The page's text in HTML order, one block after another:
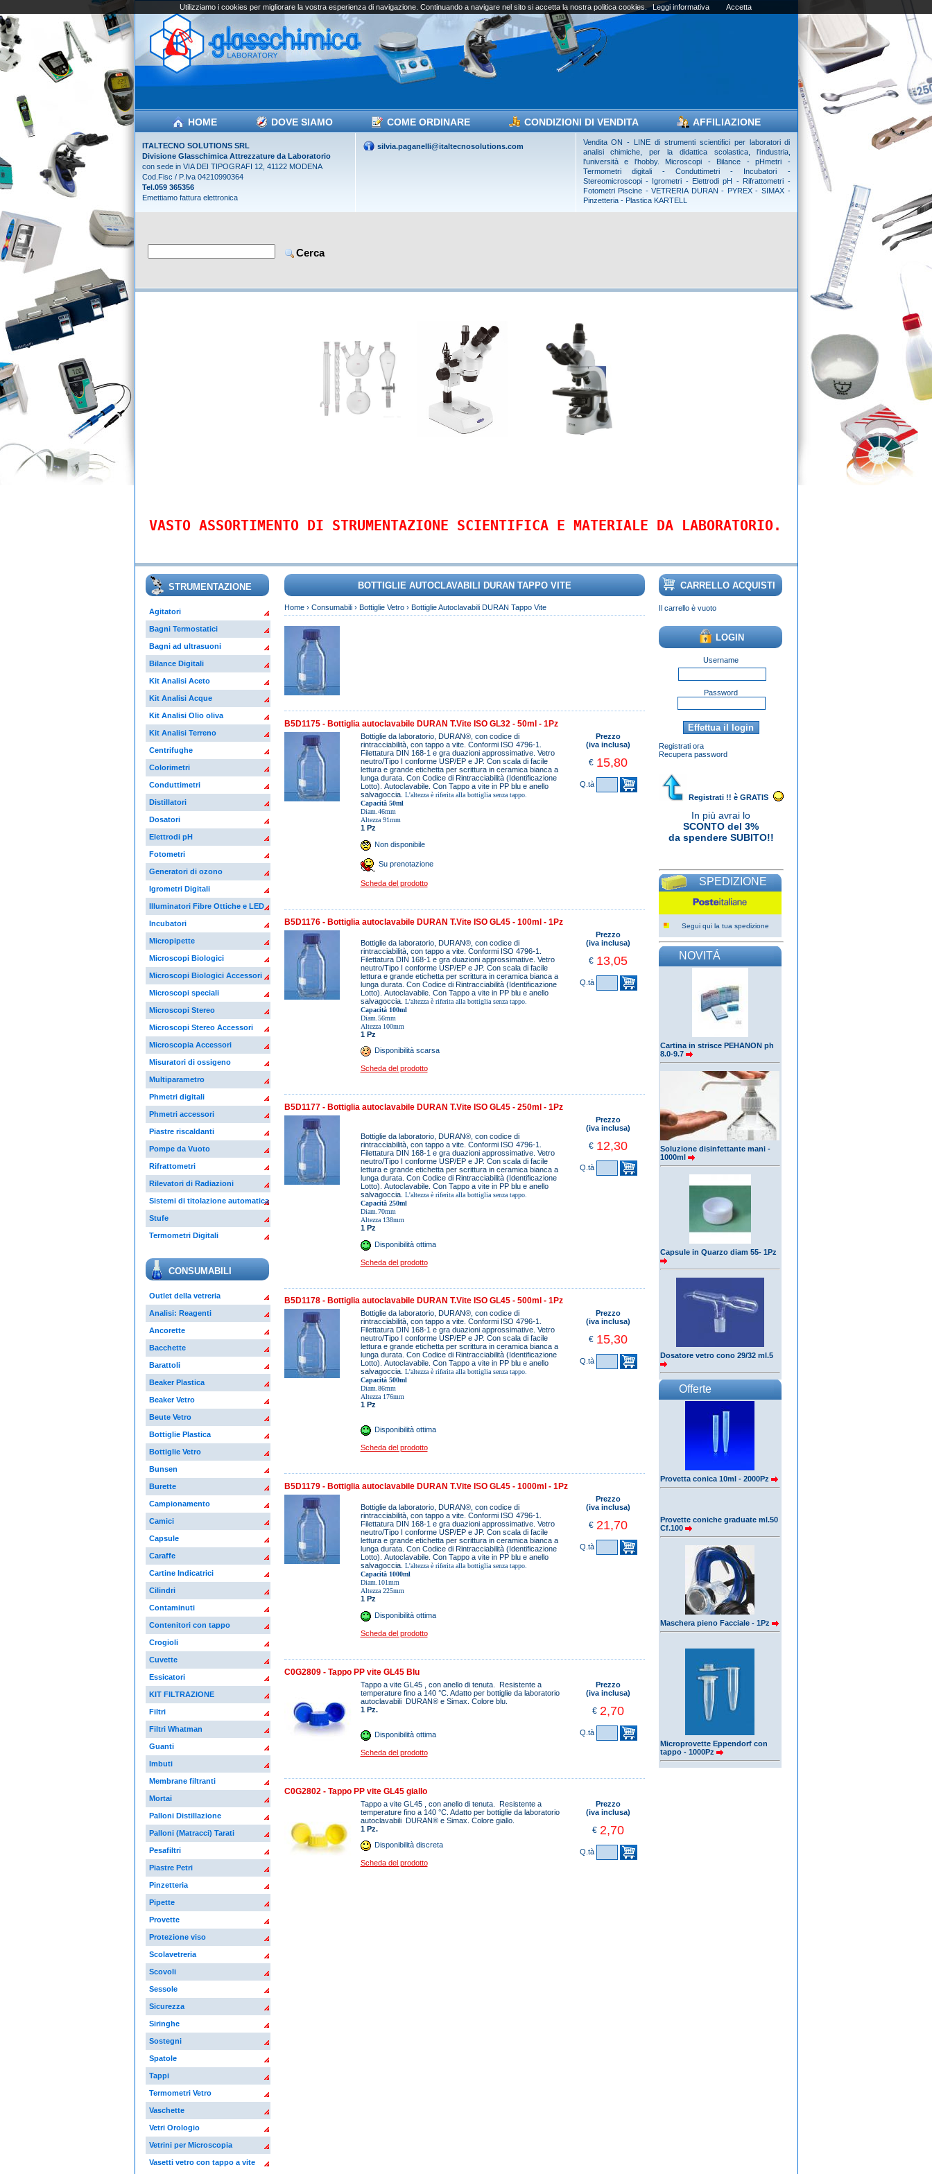
HOME DOVE SIAMO COME ORDINARE CONDIZIONI DI VENDITA AFFILIAZIONE
ITALTECNO SOLUTIONS SRL
Divisione Glasschimica Attrezzature da Laboratorio
con sede in VIA DEI TIPOGRAFI 12, 41122 MODENA
Cod.Fisc / P.Iva 04210990364
Tel.059 365356
Emettiamo fattura elettronica
silvia.paganelli@italtecnosolutions.com
Vendita ON - LINE di strumenti scientifici per laboratori di
analisi chimiche, per la didattica scolastica, l'industria,
l'università e l'hobby. Microscopi - Bilance - pHmetri -
Termometri digitali - Conduttimetri - Incubatori -
Stereomicroscopi - Igrometri - Elettrodi pH - Rifrattometri -
Fotometri Piscine - VETRERIA DURAN - PYREX - SIMAX -
Pinzetteria - Plastica KARTELL
VASTO ASSORTIMENTO DI STRUMENTAZIONE SCIENTIFICA E MATERIALE DA LABORATORIO.
STRUMENTAZIONE
Agitatori
Bagni Termostatici
Bagni ad ultrasuoni
Bilance Digitali
Kit Analisi Aceto
Kit Analisi Acque
Kit Analisi Olio oliva
Kit Analisi Terreno
Centrifughe
Colorimetri
Conduttimetri
Distillatori
Dosatori
Elettrodi pH
Fotometri
Generatori di ozono
Igrometri Digitali
Illuminatori Fibre Ottiche e LED
Incubatori
Micropipette
Microscopi Biologici
Microscopi Biologici Accessori
Microscopi speciali
Microscopi Stereo
Microscopi Stereo Accessori
Microscopia Accessori
Misuratori di ossigeno
Multiparametro
Phmetri digitali
Phmetri accessori
Piastre riscaldanti
Pompe da Vuoto
Rifrattometri
Rilevatori di Radiazioni
Sistemi di titolazione automatica
Stufe
Termometri Digitali
CONSUMABILI
Outlet della vetreria
Analisi: Reagenti
Ancorette
Bacchette
Barattoli
Beaker Plastica
Beaker Vetro
Beute Vetro
Bottiglie Plastica
Bottiglie Vetro
Bunsen
Burette
Campionamento
Camici
Capsule
Caraffe
Cartine Indicatrici
Cilindri
Contaminuti
Contenitori con tappo
Crogioli
Cuvette
Essicatori
KIT FILTRAZIONE
Filtri
Filtri Whatman
Guanti
Imbuti
Membrane filtranti
Mortai
Palloni Distillazione
Palloni (Matracci) Tarati
Pesafiltri
Piastre Petri
Pinzetteria
Pipette
Provette
Protezione viso
Scolavetreria
Scovoli
Sessole
Sicurezza
Siringhe
Sostegni
Spatole
Tappi
Termometri Vetro
Vaschette
Vetri Orologio
Vetrini per Microscopia
Vasetti vetro con tappo a vite
BOTTIGLIE AUTOCLAVABILI DURAN TAPPO VITE
Home› Consumabili› Bottiglie Vetro› Bottiglie Autoclavabili DURAN Tappo Vite
B5D1175 - Bottiglia autoclavabile DURAN T.Vite ISO GL32 - 50ml - 1Pz
Bottiglie da laboratorio, DURAN®, con codice di
rintracciabilità, con tappo a vite. Conformi ISO 4796-1.
Filettatura DIN 168-1 e gra duazioni approssimative. Vetro
neutro/Tipo I conforme USP/EP e JP. Con scala di facile
lettura e grande etichetta per scrittura in ceramica bianca a
lunga durata. Con Codice di Rintracciabilità (Identificazione
Lotto). Autoclavabile. Con Tappo a vite in PP blu e anello
salvagoccia. L'altezza è riferita alla bottiglia senza tappo.
Capacità 50ml
Diam.46mm
Altezza 91mm
1 Pz
Non disponibile
Su prenotazione
Scheda del prodotto
Prezzo
(iva inclusa)
€ 15,80
Q.tà
B5D1176 - Bottiglia autoclavabile DURAN T.Vite ISO GL45 - 100ml - 1Pz
Bottiglie da laboratorio, DURAN®, con codice di
rintracciabilità, con tappo a vite. Conformi ISO 4796-1.
Filettatura DIN 168-1 e gra duazioni approssimative. Vetro
neutro/Tipo I conforme USP/EP e JP. Con scala di facile
lettura e grande etichetta per scrittura in ceramica bianca a
lunga durata. Con Codice di Rintracciabilità (Identificazione
Lotto). Autoclavabile. Con Tappo a vite in PP blu e anello
salvagoccia. L'altezza è riferita alla bottiglia senza tappo.
Capacità 100ml
Diam.56mm
Altezza 100mm
1 Pz
Disponibilità scarsa
Scheda del prodotto
Prezzo
(iva inclusa)
€ 13,05
Q.tà
B5D1177 - Bottiglia autoclavabile DURAN T.Vite ISO GL45 - 250ml - 1Pz
Bottiglie da laboratorio, DURAN®, con codice di
rintracciabilità, con tappo a vite. Conformi ISO 4796-1.
Filettatura DIN 168-1 e gra duazioni approssimative. Vetro
neutro/Tipo I conforme USP/EP e JP. Con scala di facile
lettura e grande etichetta per scrittura in ceramica bianca a
lunga durata. Con Codice di Rintracciabilità (Identificazione
Lotto). Autoclavabile. Con Tappo a vite in PP blu e anello
salvagoccia. L'altezza è riferita alla bottiglia senza tappo.
Capacità 250ml
Diam.70mm
Altezza 138mm
1 Pz
Disponibilità ottima
Scheda del prodotto
Prezzo
(iva inclusa)
€ 12,30
Q.tà
B5D1178 - Bottiglia autoclavabile DURAN T.Vite ISO GL45 - 500ml - 1Pz
Bottiglie da laboratorio, DURAN®, con codice di
rintracciabilità, con tappo a vite. Conformi ISO 4796-1.
Filettatura DIN 168-1 e gra duazioni approssimative. Vetro
neutro/Tipo I conforme USP/EP e JP. Con scala di facile
lettura e grande etichetta per scrittura in ceramica bianca a
lunga durata. Con Codice di Rintracciabilità (Identificazione
Lotto). Autoclavabile. Con Tappo a vite in PP blu e anello
salvagoccia. L'altezza è riferita alla bottiglia senza tappo.
Capacità 500ml
Diam.86mm
Altezza 176mm
1 Pz
Disponibilità ottima
Scheda del prodotto
Prezzo
(iva inclusa)
€ 15,30
Q.tà
B5D1179 - Bottiglia autoclavabile DURAN T.Vite ISO GL45 - 1000ml - 1Pz
Bottiglie da laboratorio, DURAN®, con codice di
rintracciabilità, con tappo a vite. Conformi ISO 4796-1.
Filettatura DIN 168-1 e gra duazioni approssimative. Vetro
neutro/Tipo I conforme USP/EP e JP. Con scala di facile
lettura e grande etichetta per scrittura in ceramica bianca a
lunga durata. Con Codice di Rintracciabilità (Identificazione
Lotto). Autoclavabile. Con Tappo a vite in PP blu e anello
salvagoccia. L'altezza è riferita alla bottiglia senza tappo.
Capacità 1000ml
Diam.101mm
Altezza 225mm
1 Pz
Disponibilità ottima
Scheda del prodotto
Prezzo
(iva inclusa)
€ 21,70
Q.tà
C0G2809 - Tappo PP vite GL45 Blu
Tappo a vite GL45 , con anello di tenuta. Resistente a
temperature fino a 140 °C. Adatto per bottiglie da laboratorio
autoclavabili DURAN® e Simax. Colore blu.
1 Pz.
Disponibilità ottima
Scheda del prodotto
Prezzo
(iva inclusa)
€ 2,70
Q.tà
C0G2802 - Tappo PP vite GL45 giallo
Tappo a vite GL45 , con anello di tenuta. Resistente a
temperature fino a 140 °C. Adatto per bottiglie da laboratorio
autoclavabili DURAN® e Simax. Colore giallo.
1 Pz.
Disponibilità discreta
Scheda del prodotto
Prezzo
(iva inclusa)
€ 2,70
Q.tà
CARRELLO ACQUISTI
Il carrello è vuoto
LOGIN
Username
Password
Registrati ora
Recupera password
Una nuova avventura nell'offrire le
mie varie terapie/insegnamenti
professionali di terapia del suono a
una clientela più ampia. Migliora il tuo
Rolex replicaperfetto.
Registrati !! è GRATIS
In più avrai lo
SCONTO del 3%
da spendere SUBITO!!
SPEDIZIONE
Segui qui la tua spedizione
NOVITÁ
Cartina in strisce PEHANON ph
8.0-9.7
Soluzione disinfettante mani -
1000ml
Capsule in Quarzo diam 55- 1Pz
Dosatore vetro cono 29/32 ml.5
Offerte
Provetta conica 10ml - 2000Pz
Provette coniche graduate ml.50
Cf.100
Maschera pieno Facciale - 1Pz
Microprovette Eppendorf con
tappo - 1000Pz
Utilizziamo i cookies per migliorare la vostra esperienza di navigazione. Continuando a navigare nel sito si accetta la nostra politica cookies. Leggi informativa Accetta